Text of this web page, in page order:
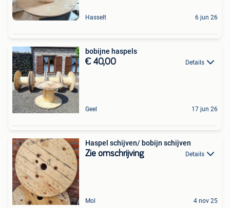
Hasselt 6 jun 26
bobijne haspels
€ 40,00 Details
Geel 17 jun 26
Haspel schijven/ bobijn schijven
Zie omschrijving Details
Mol 4 nov 25